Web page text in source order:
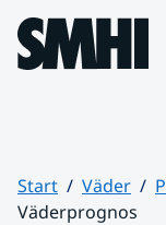
Hoppa till sidans
Start Väder
Väderprognos